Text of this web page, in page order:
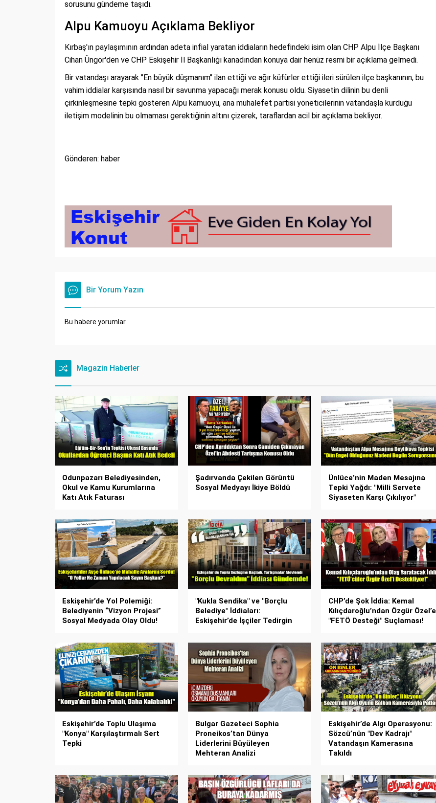
sorusunu gündeme taşıdı.
Alpu Kamuoyu Açıklama Bekliyor
Kırbaş'ın paylaşımının ardından adeta infial yaratan iddiaların hedefindeki isim olan CHP Alpu İlçe Başkanı
Cihan Üngör'den ve CHP Eskişehir İl Başkanlığı kanadından konuya dair henüz resmi bir açıklama gelmedi.
Bir vatandaşı arayarak "En büyük düşmanım" ilan ettiği ve ağır küfürler ettiği ileri sürülen ilçe başkanının, bu
vahim iddialar karşısında nasıl bir savunma yapacağı merak konusu oldu. Siyasetin dilinin bu denli
çirkinleşmesine tepki gösteren Alpu kamuoyu, ana muhalefet partisi yöneticilerinin vatandaşla kurduğu
iletişim modelinin bu olmaması gerektiğinin altını çizerek, taraflardan acil bir açıklama bekliyor.
Gönderen: haber
Bir Yorum Yazın
Bu habere yorumlar
Magazin Haberler
Odunpazarı Belediyesinden,
Okul ve Kamu Kurumlarına
Katı Atık Faturası
Şadırvanda Çekilen Görüntü
Sosyal Medyayı İkiye Böldü
Ünlüce’nin Maden Mesajına
Tepki Yağdı: "Milli Servete
Siyaseten Karşı Çıkılıyor"
Eskişehir’de Yol Polemiği:
Belediyenin “Vizyon Projesi”
Sosyal Medyada Olay Oldu!
"Kukla Sendika" ve "Borçlu
Belediye" İddiaları:
Eskişehir’de İşçiler Tedirgin
CHP’de Şok İddia: Kemal
Kılıçdaroğlu’ndan Özgür Özel’e
"FETÖ Desteği" Suçlaması!
Eskişehir’de Toplu Ulaşıma
"Konya" Karşılaştırmalı Sert
Tepki
Bulgar Gazeteci Sophia
Proneikos’tan Dünya
Liderlerini Büyüleyen
Mehteran Analizi
Eskişehir’de Algı Operasyonu:
Sözcü’nün "Dev Kadrajı"
Vatandaşın Kamerasına
Takıldı